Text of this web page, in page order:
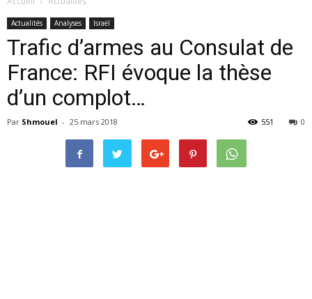
Actualités Analyses Israël
Trafic d’armes au Consulat de
France: RFI évoque la thèse
d’un complot…
Par Shmouel - 25 mars 2018 0
551